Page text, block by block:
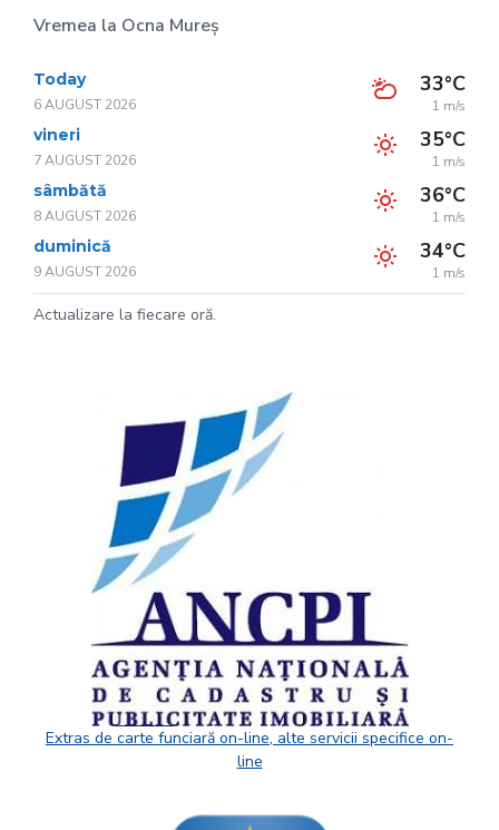
Vremea la Ocna Mureș
Today
6 AUGUST 2026
33°C
1 m/s
vineri
7 AUGUST 2026
35°C
1 m/s
sâmbătă
8 AUGUST 2026
36°C
1 m/s
duminică
9 AUGUST 2026
34°C
1 m/s
Actualizare la fiecare oră.
Extras de carte funciară on-line, alte servicii specifice on-
line